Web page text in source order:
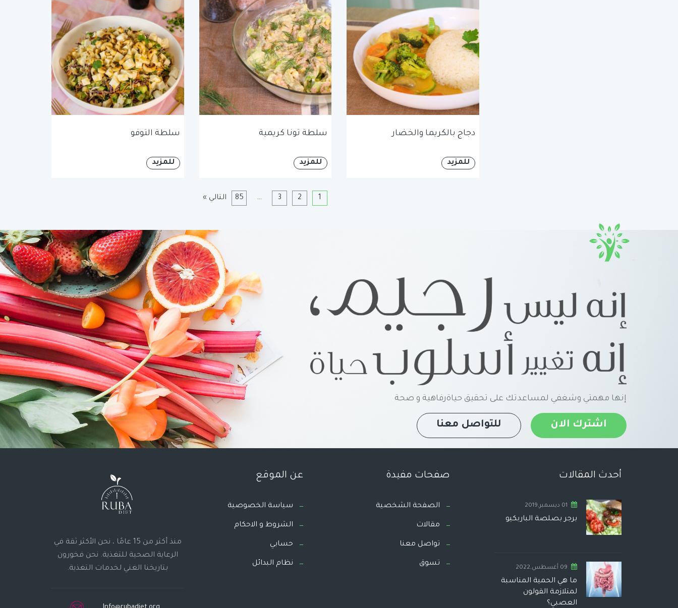
دجاج بالكريما والخضار
للمزيد
سلطة تونا كريمية
للمزيد
سلطة التوفو
للمزيد
1
2
3
…
85 التالي »
إنها مهمتي وشغفي لمساعدتك على تحقيق حياةرفاهية و صحة
اشترك الان للتواصل معنا
أحدث المقالات
01 ديسمبر,2019
برجر بصلصة الباربكيو
09 أغسطس,2022
ما هي الحمية المناسبة
لمتلازمة القولون
العصبي؟
صفحات مفيدة
الصفحة الشخصية
مقالات
تواصل معنا
تسوق
عن الموقع
سياسة الخصوصية
الشروط و الاحكام
حسابي
نظام البدائل
منذ أكثر من 15 عامًا ، نحن الأكثر ثقة في
الرعاية الصحية للتغذية. نحن فخورون
بتاريخنا الغني لخدمات التغذية.